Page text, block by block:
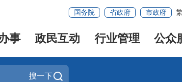
国务院 省政府 市政府
事 政民互动 行业管理 公众
搜一下